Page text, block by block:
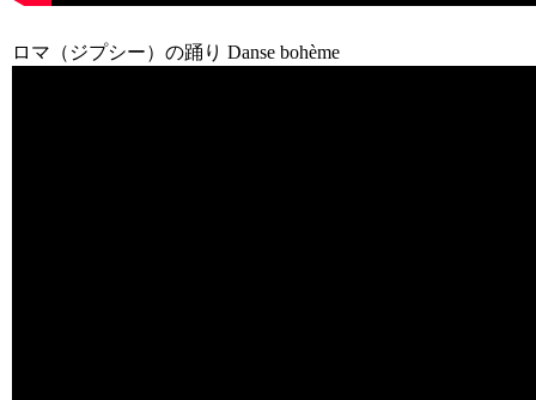
ロマ（ジプシー）の踊り Danse bohème